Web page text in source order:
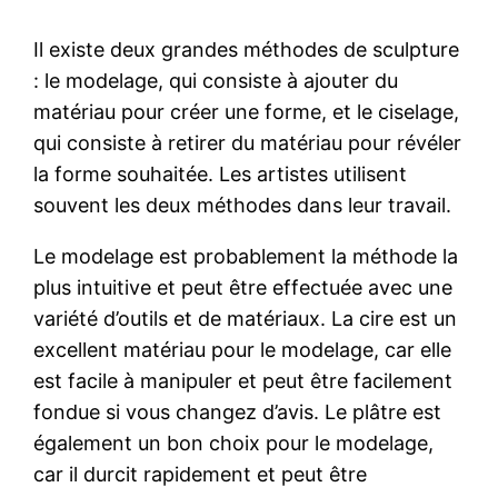
Il existe deux grandes méthodes de sculpture
: le modelage, qui consiste à ajouter du
matériau pour créer une forme, et le ciselage,
qui consiste à retirer du matériau pour révéler
la forme souhaitée. Les artistes utilisent
souvent les deux méthodes dans leur travail.
Le modelage est probablement la méthode la
plus intuitive et peut être effectuée avec une
variété d’outils et de matériaux. La cire est un
excellent matériau pour le modelage, car elle
est facile à manipuler et peut être facilement
fondue si vous changez d’avis. Le plâtre est
également un bon choix pour le modelage,
car il durcit rapidement et peut être